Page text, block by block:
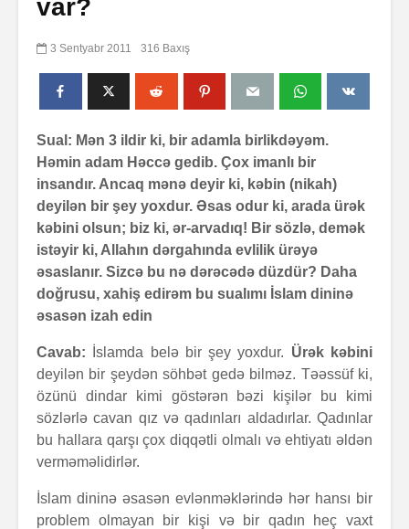
var?
3 Sentyabr 2011 316 Baxış
Sual: Mən 3 ildir ki, bir adamla birlikdəyəm.
Həmin adam Həccə gedib. Çox imanlı bir
insandır. Ancaq mənə deyir ki, kəbin (nikah)
deyilən bir şey yoxdur. Əsas odur ki, arada ürək
kəbini olsun; biz ki, ər-arvadıq! Bir sözlə, demək
istəyir ki, Allahın dərgahında evlilik ürəyə
əsaslanır. Sizcə bu nə dərəcədə düzdür? Daha
doğrusu, xahiş edirəm bu sualımı İslam dininə
əsasən izah edin
Cavab: İslamda belə bir şey yoxdur. Ürək kəbini
deyilən bir şeydən söhbət gedə bilməz. Təəssüf ki,
özünü dindar kimi göstərən bəzi kişilər bu kimi
sözlərlə cavan qız və qadınları aldadırlar. Qadınlar
bu hallara qarşı çox diqqətli olmalı və ehtiyatı əldən
verməməlidirlər.
İslam dininə əsasən evlənməklərində hər hansı bir
problem olmayan bir kişi və bir qadın heç vaxt